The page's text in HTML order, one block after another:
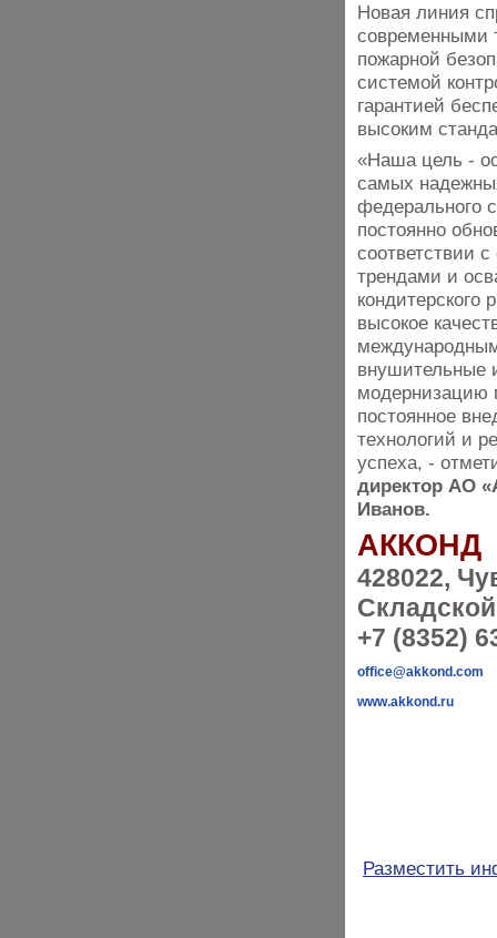
Новая линия
современными
пожарной
системой
гарантией
высоким
«Наша цель -
самых
федерального
постоянно
соответствии
трендами и
кондитерского
высокое
внушительные
модернизацию
постоянное
технологий и
успеха, -
директор АО
Иванов.
АККОНД
428022,
+7 (8352)
office@akkond.com
www.akkond.ru
Разместить